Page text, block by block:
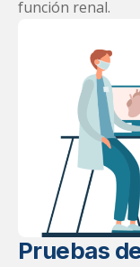
función renal.
Pruebas